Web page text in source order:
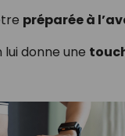
préparée à
lui donne une